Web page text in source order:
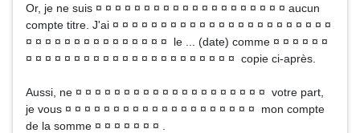
Or, je ne suis ¤ ¤ ¤ ¤ ¤ ¤ ¤ ¤ ¤ ¤ ¤ ¤ ¤ ¤ ¤ ¤ ¤ ¤ ¤ ¤ aucun
compte titre. J'ai ¤ ¤ ¤ ¤ ¤ ¤ ¤ ¤ ¤ ¤ ¤ ¤ ¤ ¤ ¤ ¤ ¤ ¤ ¤ ¤ ¤ ¤ ¤
¤ ¤ ¤ ¤ ¤ ¤ ¤ ¤ ¤ ¤ ¤ ¤ ¤ ¤ ¤ le ... (date) comme ¤ ¤ ¤ ¤ ¤ ¤
¤ ¤ ¤ ¤ ¤ ¤ ¤ ¤ ¤ ¤ ¤ ¤ ¤ ¤ ¤ ¤ ¤ ¤ ¤ ¤ ¤ ¤ copie ci-après.
Aussi, ne ¤ ¤ ¤ ¤ ¤ ¤ ¤ ¤ ¤ ¤ ¤ ¤ ¤ ¤ ¤ ¤ ¤ ¤ ¤ ¤ votre part,
je vous ¤ ¤ ¤ ¤ ¤ ¤ ¤ ¤ ¤ ¤ ¤ ¤ ¤ ¤ ¤ ¤ ¤ ¤ ¤ ¤ mon compte
de la somme ¤ ¤ ¤ ¤ ¤ ¤ ¤ .